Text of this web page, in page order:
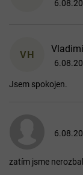
VH
Jsem spokojen.
zatím jsme